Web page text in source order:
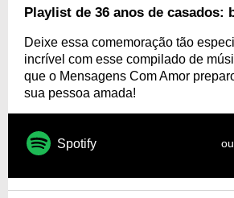
Playlist de 36 anos de casados:
Deixe essa comemoração tão
incrível com esse compilado de
que o Mensagens Com Amor
sua pessoa amada!
Spotify